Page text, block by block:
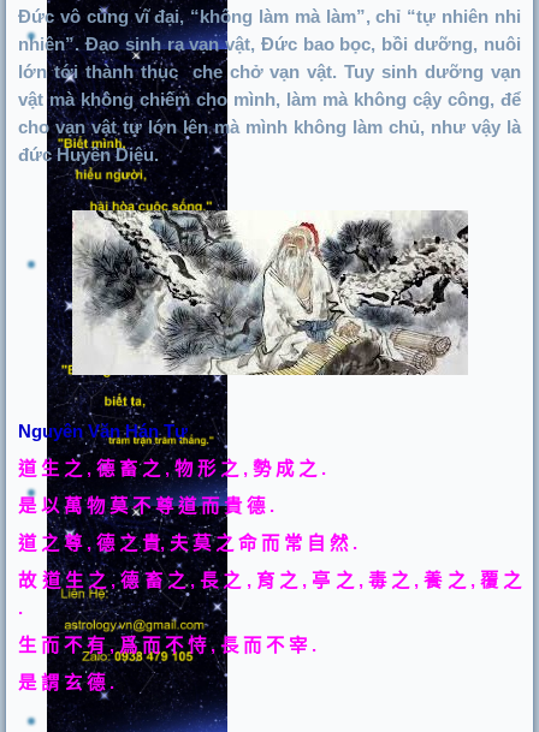
Đức vô cùng vĩ đại, “không làm mà làm”, chỉ “tự nhiên nhi
nhiên”.Đạo sinh ra vạn vật, Đức bao bọc, bồi dưỡng, nuôi
lớn tới thành thục
che chở vạn vật. Tuy sinh dưỡng vạn
vật mà không chiếm cho mình, làm mà không cậy công, để
cho vạn vật tự lớn lên mà mình không làm chủ, như vậy là
đức Huyền Diệu.
Nguyên Văn Hán Tự
道 生 之 ,德 畜 之 ,物 形 之 ,勢 成 之 .
是 以 萬 物 莫 不 尊 道 而 貴 德 .
道 之 尊 ,德 之 貴,夫 莫 之 命 而 常 自 然 .
故 道 生 之 ,德 畜 之 ,長 之 , 育 之 , 亭 之 , 毒 之 ,養 之 , 覆 之
.
生 而 不 有 ,爲 而 不 恃 ,長 而 不 宰 .
是 謂 玄 德 .